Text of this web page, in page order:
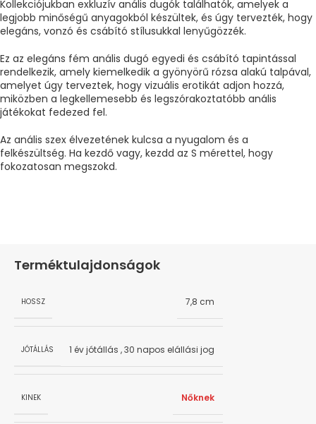
Kollekciójukban exkluzív anális dugók találhatók, amelyek a
legjobb minőségű anyagokból készültek, és úgy tervezték, hogy
elegáns, vonzó és csábító stílusukkal lenyűgözzék.
Ez az elegáns fém anális dugó egyedi és csábító tapintással
rendelkezik, amely kiemelkedik a gyönyörű rózsa alakú talpával,
amelyet úgy terveztek, hogy vizuális erotikát adjon hozzá,
miközben a legkellemesebb és legszórakoztatóbb anális
játékokat fedezed fel.
Az anális szex élvezetének kulcsa a nyugalom és a
felkészültség. Ha kezdő vagy, kezdd az S mérettel, hogy
fokozatosan megszokd.
Terméktulajdonságok
HOSSZ 7,8 cm
JÓTÁLLÁS 1 év jótállás ,30 napos elállási jog
KINEK Nőknek